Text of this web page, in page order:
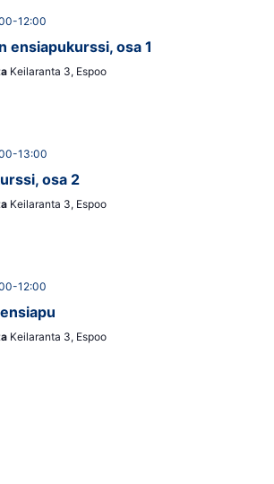
-12:00
ensiapukurssi, osa 1
Keilaranta 3, Espoo
-13:00
osa 2
Keilaranta 3, Espoo
-12:00
Keilaranta 3, Espoo